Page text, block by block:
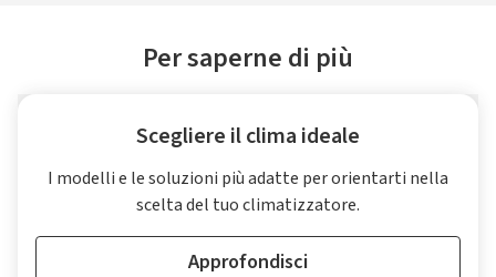
Per saperne di più
Scegliere il clima ideale
I modelli e le soluzioni più adatte per orientarti nella
scelta del tuo climatizzatore.
Approfondisci